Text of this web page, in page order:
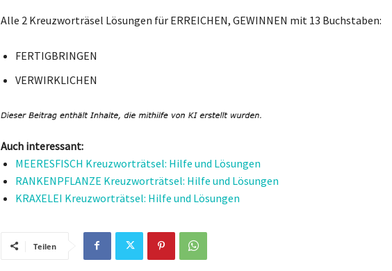
Alle 2 Kreuzworträsel Lösungen für ERREICHEN, GEWINNEN mit 13 Buchstaben:
FERTIGBRINGEN
VERWIRKLICHEN
Auch interessant:
MEERESFISCH Kreuzworträtsel: Hilfe und Lösungen
RANKENPFLANZE Kreuzworträtsel: Hilfe und Lösungen
KRAXELEI Kreuzworträtsel: Hilfe und Lösungen
Teilen